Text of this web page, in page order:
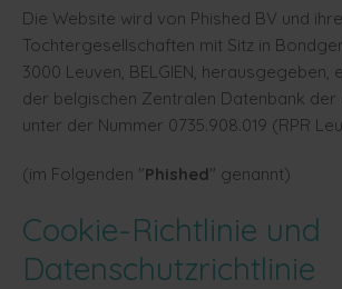
Die Website wird von Phished BV und
Tochtergesellschaften mit Sitz in
3000 Leuven, BELGIEN, herausgegeben,
der belgischen Zentralen Datenbank der
unter der Nummer 0735.908.019 (RPR
(im Folgenden "Phished" genannt)
Cookie-Richtlinie und
Datenschutzrichtlinie